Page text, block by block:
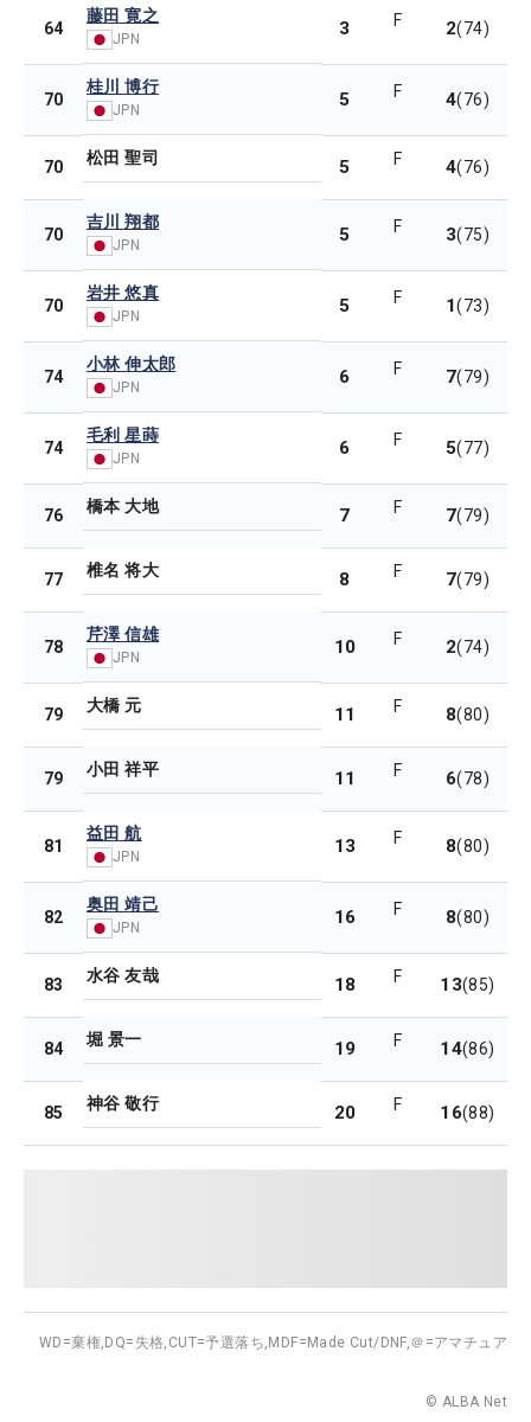
64
藤田 寛之
JPN 3 F 2(74)
70
桂川 博行
JPN 5 F 4(76)
70 松田 聖司 5 F 4(76)
70
吉川 翔都
JPN 5 F 3(75)
70
岩井 悠真
JPN 5 F 1(73)
74
小林 伸太郎
JPN 6 F 7(79)
74
毛利 星蒔
JPN 6 F 5(77)
76 橋本 大地 7 F 7(79)
77 椎名 将大 8 F 7(79)
78
芹澤 信雄
JPN 10 F 2(74)
79 大橋 元 11 F 8(80)
79 小田 祥平 11 F 6(78)
81
益田 航
JPN 13 F 8(80)
82
奥田 靖己
JPN 16 F 8(80)
83 水谷 友哉 18 F 13(85)
84 堀 景一 19 F 14(86)
85 神谷 敬行 20 F 16(88)
WD=棄権, DQ=失格, CUT=予選落ち, MDF=Made Cut/DNF,＠=アマチュア
© ALBA Net